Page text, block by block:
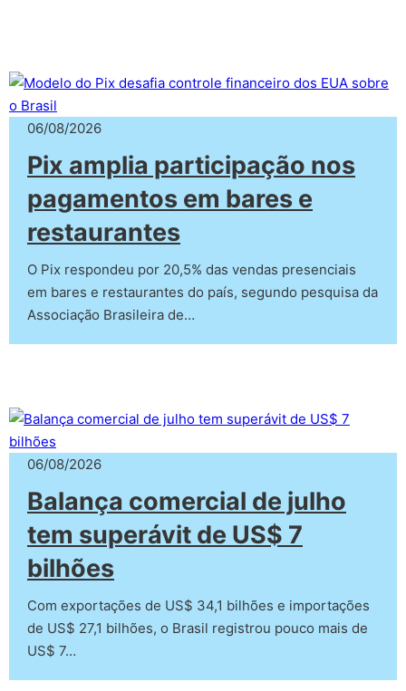
06/08/2026
Pix amplia participação nos
pagamentos em bares e
restaurantes
O Pix respondeu por 20,5% das vendas presenciais
em bares e restaurantes do país, segundo pesquisa da
Associação Brasileira de…
06/08/2026
Balança comercial de julho
tem superávit de US$ 7
bilhões
Com exportações de US$ 34,1 bilhões e importações
de US$ 27,1 bilhões, o Brasil registrou pouco mais de
US$ 7…